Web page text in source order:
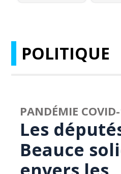
POLITIQUE
PANDÉMIE
Les
Beauce